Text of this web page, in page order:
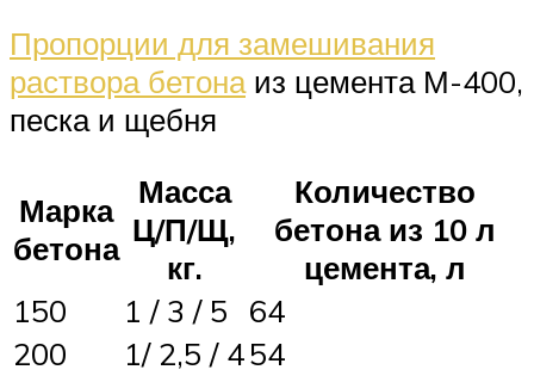
Пропорции для замешивания
раствора бетонаиз цемента М-400,
песка и щебня
Марка
бетона
Масса
Ц/П/Щ,
кг.
Количество
бетона из 10 л
цемента, л
150
1 / 3 / 5
64
200
1/ 2,5 / 454